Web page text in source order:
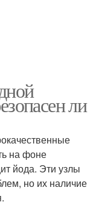
ли
на фоне
йода. Эти узлы
но их наличие